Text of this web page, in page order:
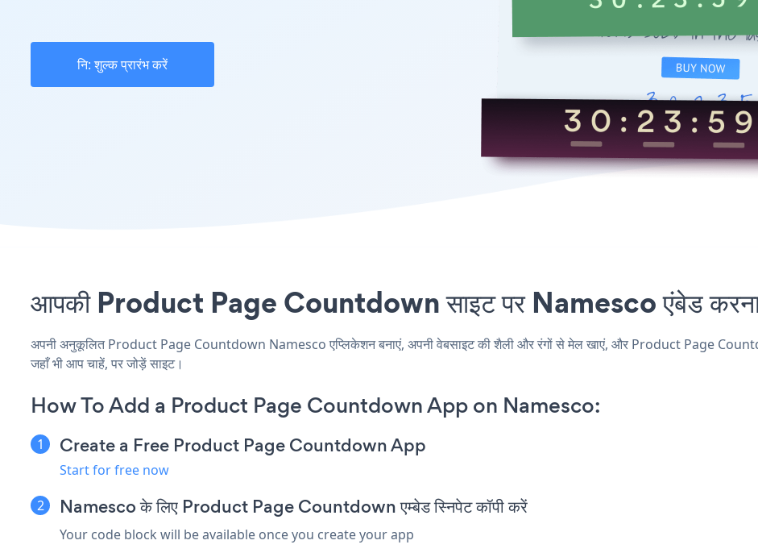
नि: शुल्क प्रारंभ करें
आपकी Product Page Countdown साइट पर Namesco एंबेड करना
अपनी अनुकूलित Product Page Countdown Namesco एप्लिकेशन बनाएं, अपनी वेबसाइट की शैली और रंगों से मेल खाएं, और Product Page
जहाँ भी आप चाहें, पर जोड़ें साइट।
How To Add a Product Page Countdown App on Namesco:
Create a Free Product Page Countdown App
Start for free now
Namesco के लिए Product Page Countdown एम्बेड स्निपेट कॉपी करें
Your code block will be available once you create your app